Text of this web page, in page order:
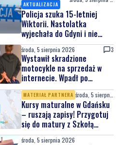
AKTUALIZACJA
Policja szuka 15-letniej
Wiktorii. Nastolatka
wyjechała do Gdyni i nie
wróciła
środa, 5 sierpnia 2026 3
Wystawił skradzione
motocykle na sprzedaż w
internecie. Wpadł po
zgłoszeniu właściciela
MATERIAŁ PARTNERA
Kursy maturalne w Gdańsku
– ruszają zapisy! Przygotuj
się do matury z Szkołą
Effective Teaching!
środa, 5 sierpnia 2026